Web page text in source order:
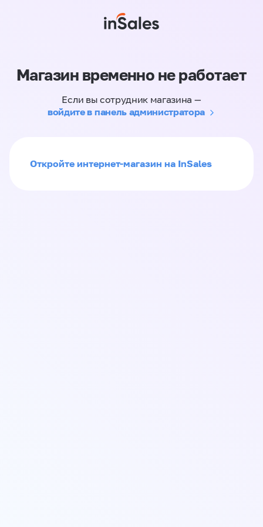
Магазин временно не работает
Если вы сотрудник магазина —
войдите в панель администратора
Откройте интернет-магазин на InSales